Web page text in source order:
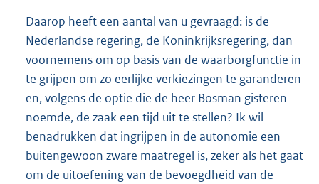
Daarop heeft een aantal van u gevraagd: is de
Nederlandse regering, de Koninkrijksregering, dan
voornemens om op basis van de waarborgfunctie in
te grijpen om zo eerlijke verkiezingen te garanderen
en, volgens de optie die de heer Bosman gisteren
noemde, de zaak een tijd uit te stellen? Ik wil
benadrukken dat ingrijpen in de autonomie een
buitengewoon zware maatregel is, zeker als het gaat
om de uitoefening van de bevoegdheid van de